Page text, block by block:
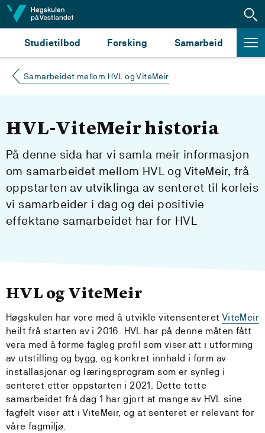
Hopp til innhald
Studietilbod Forsking Samarbeid
Samarbeidet mellom HVL og ViteMeir
HVL-ViteMeir historia
På denne sida har vi samla meir informasjon
om samarbeidet mellom HVL og ViteMeir, frå
oppstarten av utviklinga av senteret til korleis
vi samarbeider i dag og dei positivie
effektane samarbeidet har for HVL
HVL og ViteMeir
Høgskulen har vore med å utvikle vitensenteret ViteMeir
heilt frå starten av i 2016. HVL har på denne måten fått
vera med å forme fagleg profil som viser att i utforming
av utstilling og bygg, og konkret innhald i form av
installasjonar og læringsprogram som er synleg i
senteret etter oppstarten i 2021. Dette tette
samarbeidet frå dag 1 har gjort at mange av HVL sine
fagfelt viser att i ViteMeir, og at senteret er relevant for
våre fagmiljø.